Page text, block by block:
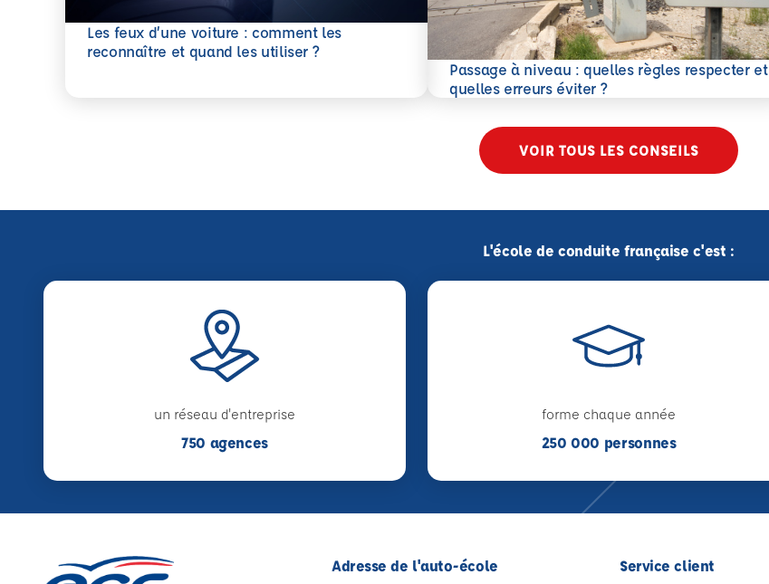
Les feux d’une voiture : comment les
reconnaître et quand les utiliser ?
En savoir plus
Passage à niveau : quelles règles respecter et
quelles erreurs éviter ?
En savoir plus
VOIR TOUS LES CONSEILS
L'école de conduite française c'est :
un réseau d'entreprise
750 agences
forme chaque année
250 000 personnes
Adresse de l'auto-école Service client